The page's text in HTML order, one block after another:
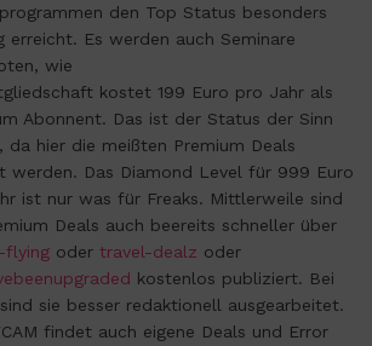
den Top Status besonders
erreicht. Es werden auch Seminare
wie
kostet 199 Euro pro Jahr als
Abonnent. Das ist der Status der Sinn
da hier die meißten Premium Deals
werden. Das Diamond Level für 999 Euro
ist nur was für Freaks. Mittlerweile sind
Deals auch beereits schneller über
flying oder travel-dealz oder
kostenlos publiziert. Bei
sind sie besser redaktionell ausgearbeitet.
findet auch eigene Deals und Error